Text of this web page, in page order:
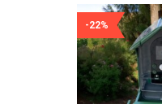
-22%